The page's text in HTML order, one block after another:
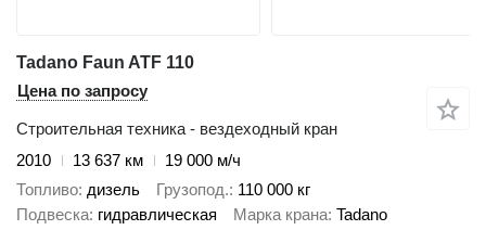
Tadano Faun ATF 110
Цена по запросу
Строительная техника - вездеходный кран
2010
13 637 км
19 000 м/ч
Топливо дизель Грузопод. 110 000 кг
Подвеска гидравлическая Марка крана Tadano